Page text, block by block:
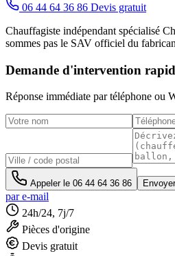
06 44 64 36 86 Devis gratuit
Chauffagiste indépendant spécialisé
sommes pas le SAV officiel du
Demande d'intervention
Réponse immédiate par téléphone ou
Appeler le 06 44 64 36 86
par e-mail
24h/24, 7j/7
Pièces d'origine
Devis gratuit